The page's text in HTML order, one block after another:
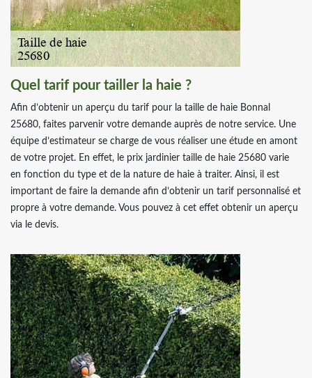
Quel tarif pour tailler la haie ?
Afin d’obtenir un aperçu du tarif pour la taille de haie Bonnal
25680, faites parvenir votre demande auprès de notre service. Une
équipe d’estimateur se charge de vous réaliser une étude en amont
de votre projet. En effet, le prix jardinier taille de haie 25680 varie
en fonction du type et de la nature de haie à traiter. Ainsi, il est
important de faire la demande afin d’obtenir un tarif personnalisé et
propre à votre demande. Vous pouvez à cet effet obtenir un aperçu
via le devis.